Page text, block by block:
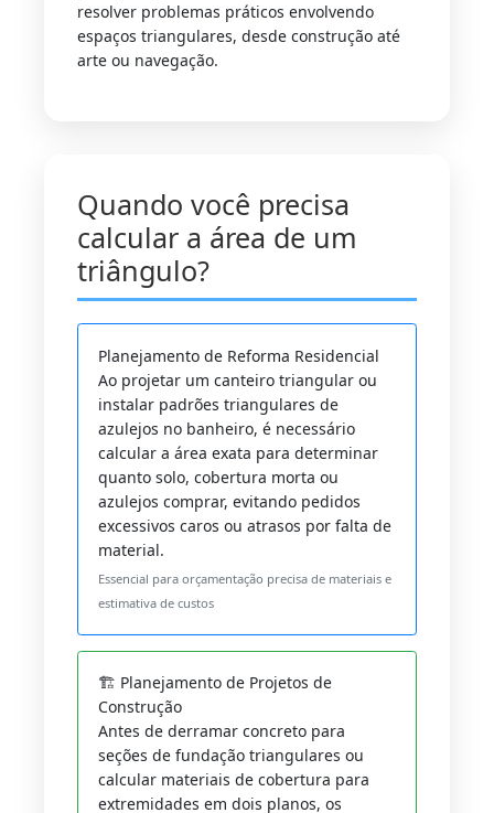
resolver problemas práticos envolvendo
espaços triangulares, desde construção até
arte ou navegação.
Quando você precisa
calcular a área de um
triângulo?
Planejamento de Reforma Residencial
Ao projetar um canteiro triangular ou
instalar padrões triangulares de
azulejos no banheiro, é necessário
calcular a área exata para determinar
quanto solo, cobertura morta ou
azulejos comprar, evitando pedidos
excessivos caros ou atrasos por falta de
material.
Essencial para orçamentação precisa de materiais e
estimativa de custos
🏗️ Planejamento de Projetos de
Construção
Antes de derramar concreto para
seções de fundação triangulares ou
calcular materiais de cobertura para
extremidades em dois planos, os